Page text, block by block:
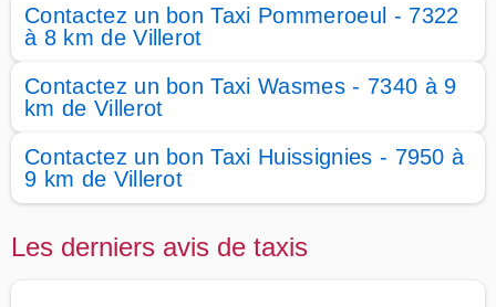
Contactez un bon Taxi Pommeroeul - 7322
à 8 km de Villerot
Contactez un bon Taxi Wasmes - 7340 à 9
km de Villerot
Contactez un bon Taxi Huissignies - 7950 à
9 km de Villerot
Les derniers avis de taxis